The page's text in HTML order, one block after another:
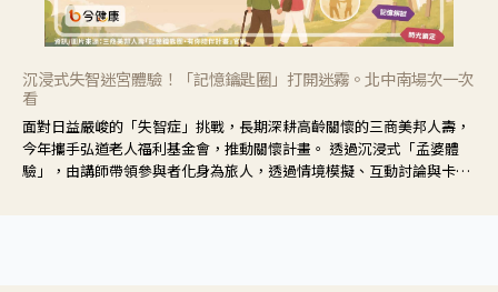
沉浸式失智迷宮體驗！「記憶鑰匙圈」打開迷霧。北中南場次一次
看
面對日益嚴峻的「失智症」挑戰，長期深耕高齡關懷的三商美邦人壽，
今年攜手弘道老人福利基金會，推動關懷計畫。 透過沉浸式「孟婆體
驗」，由講師帶領參與者化身為旅人，透過情境模擬、互動討論與卡牌